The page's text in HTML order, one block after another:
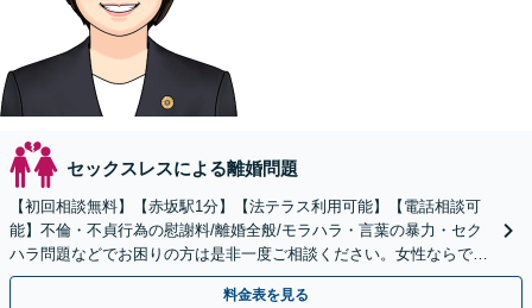
セックスレスによる離婚問題
【初回相談無料】【赤坂駅1分】【法テラス利用可能】【電話相談可
能】不倫・不貞行為の慰謝料/離婚全般/モラハラ・言葉の暴力・セク
ハラ問題などでお困りの方は是非一度ご相談ください。女性ならでは
の感性を活かしつつ、法的解決を計ります。
料金表を見る